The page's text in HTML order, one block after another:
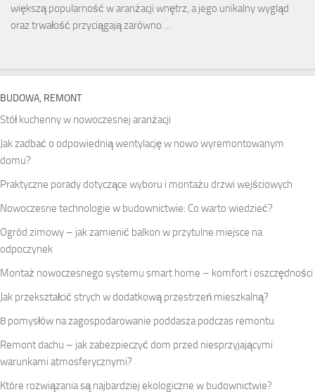
większą popularność w aranżacji wnętrz, a jego unikalny wygląd
oraz trwałość przyciągają zarówno …
BUDOWA, REMONT
Stół kuchenny w nowoczesnej aranżacji
Jak zadbać o odpowiednią wentylację w nowo wyremontowanym
domu?
Praktyczne porady dotyczące wyboru i montażu drzwi wejściowych
Nowoczesne technologie w budownictwie: Co warto wiedzieć?
Ogród zimowy – jak zamienić balkon w przytulne miejsce na
odpoczynek
Montaż nowoczesnego systemu smart home – komfort i oszczędności
Jak przekształcić strych w dodatkową przestrzeń mieszkalną?
8 pomysłów na zagospodarowanie poddasza podczas remontu
Remont dachu – jak zabezpieczyć dom przed niesprzyjającymi
warunkami atmosferycznymi?
Które rozwiązania są najbardziej ekologiczne w budownictwie?